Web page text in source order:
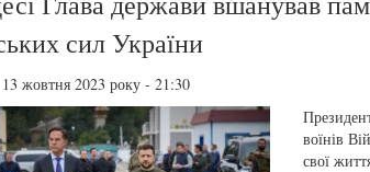
сил України
13 жовтня 2023 року - 21:30
воїнів
свої